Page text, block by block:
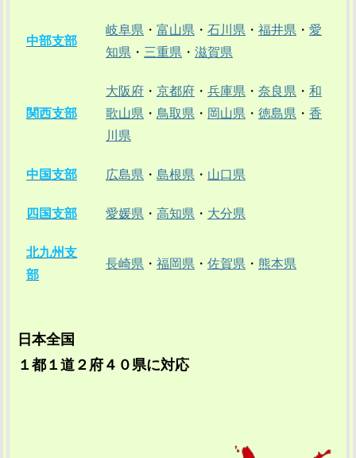
中部支部
岐阜県 ・ 富山県 ・ 石川県 ・ 福井県 ・ 愛
知県 ・ 三重県 ・ 滋賀県
関西支部
大阪府 ・ 京都府 ・ 兵庫県 ・ 奈良県 ・ 和
歌山県 ・ 鳥取県 ・ 岡山県 ・ 徳島県 ・ 香
川県
中国支部 広島県 ・ 島根県 ・ 山口県
四国支部 愛媛県 ・ 高知県 ・ 大分県
北九州支
部
長崎県 ・ 福岡県 ・ 佐賀県 ・ 熊本県
日本全国
１都１道２府４０県に対応